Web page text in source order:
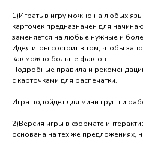
1)Играть в игру можно на любых
карточек предназначен для
заменяется на любые нужные и
Идея игры состоит в том, чтобы
как можно больше фактов.
Подробные правила и
с карточками для распечатки.
Игра подойдет для мини групп и
2)Версия игры в формате
основана на тех же предложениях,